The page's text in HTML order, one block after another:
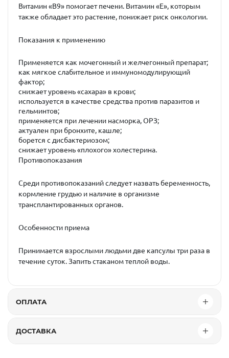
Витамин «В9» помогает печени. Витамин «Е», которым
также обладает это растение, понижает риск онкологии.
Показания к применению
Применяется как мочегонный и желчегонный препарат;
как мягкое слабительное и иммуномодулирующий
фактор;
снижает уровень «сахара» в крови;
используется в качестве средства против паразитов и
гельминтов;
применяется при лечении насморка, ОРЗ;
актуален при бронхите, кашле;
борется с дисбактериозом;
снижает уровень «плохого» холестерина.
Противопоказания
Среди противопоказаний следует назвать беременность,
кормление грудью и наличие в организме
трансплантированных органов.
Особенности приема
Принимается взрослыми людьми две капсулы три раза в
течение суток. Запить стаканом теплой воды.
ОПЛАТА
ДОСТАВКА